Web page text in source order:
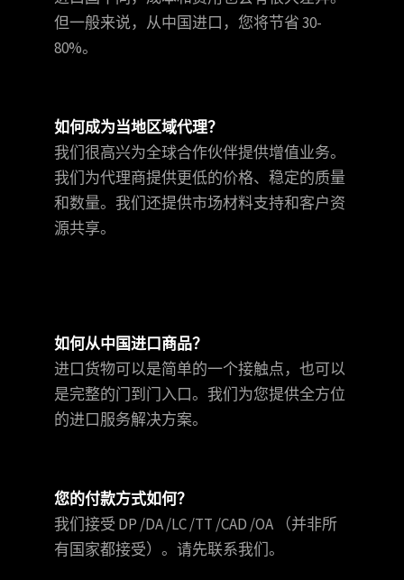
但一般来说，从中国进口，您将节省 30-
80%。
如何成为当地区域代理？
我们很高兴为全球合作伙伴提供增值业务。
我们为代理商提供更低的价格、稳定的质量
和数量。我们还提供市场材料支持和客户资
源共享。
如何从中国进口商品？
进口货物可以是简单的一个接触点，也可以
是完整的门到门入口。我们为您提供全方位
的进口服务解决方案。
您的付款方式如何？
我们接受 DP /DA /LC /TT /CAD /OA （并非所
有国家都接受）。请先联系我们。